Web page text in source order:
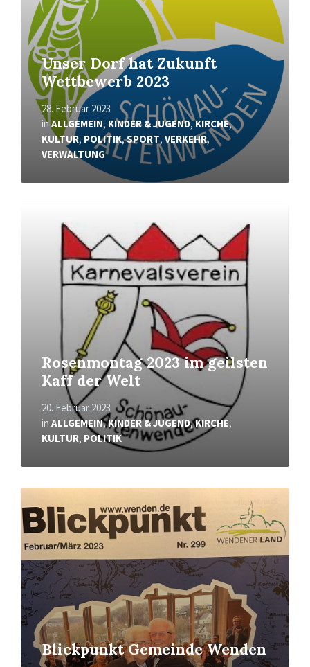
Unser Dorf hat Zukunft
Wettbewerb 2023
28. Februar 2023
inALLGEMEIN, KINDER & JUGEND,KIRCHE,
KULTUR, POLITIK,SPORT, VERKEHR,
VERWALTUNG
Rosenmontag 2023 im geilsten
Kaff der Welt
20. Februar 2023
in ALLGEMEIN,KINDER & JUGEND,KIRCHE,
KULTUR, POLITIK
erfahren
Blickpunkt Gemeinde Wenden
Mehr
erfahren